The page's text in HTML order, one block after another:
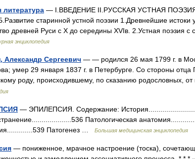
литература — I.ВВЕДЕНИЕ II.РУССКАЯ УСТНАЯ ПОЭЗИЯ
старинной устной поэзии 1.Древнейшие истоки
древней Руси с X до середины XVIв. 2.Устная поэзия
энциклопедия
Александр Сергеевич — — родился 26 мая 1799 г. в
умер 29 января 1837 г. в Петербурге. Со стороны
роду, происходившему, по сказанию родословных,
— ЭПИЛЕПСИЯ. Содержание:
Патологическая
Патогенез …
Большая медицинская энциклопедия
— пониженное, мрачное настроение (тоска),